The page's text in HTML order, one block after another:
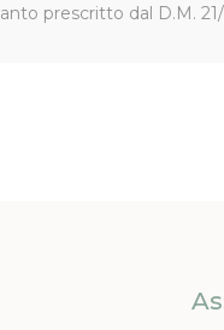
prescritto dal D.M.